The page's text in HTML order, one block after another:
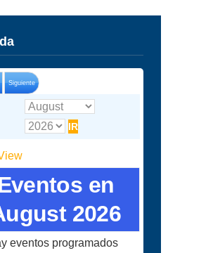
Siguiente
en
2026
eventos programados